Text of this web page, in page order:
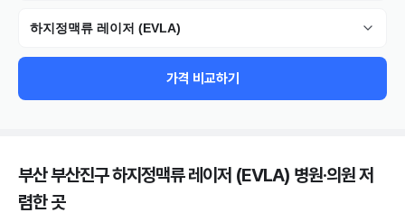
하지정맥류 레이저 (EVLA)
가격 비교하기
부산 부산진구 하지정맥류 레이저 (EVLA) 병원·의원저
렴한 곳